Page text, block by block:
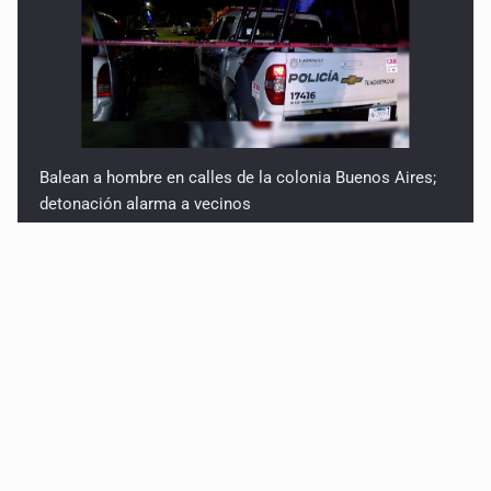
Balean a hombre en calles de la colonia Buenos Aires;
detonación alarma a vecinos